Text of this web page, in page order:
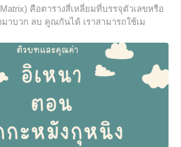
คือตารางสี่เหลี่ยมที่บรรจุตัวเลขหรือ
าบวก ลบ คูณกันได้ เราสามารถใช้เม
สำหรับสมการที่มากกว่า 2 ตัวแปร
ทริกซ์ เรียกว่าเมทริกซ์มิติ 3×3 ซึ่ง 3 ตัว
3 ตัวหลังคือ จำนวนหลัก ซึ่งเราจะเรียกแถว
และเรียกแถวในแนวตั้งว่า หลัก และจากเม